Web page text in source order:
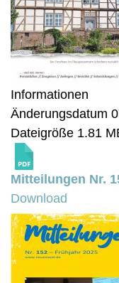
Informationen
Änderungsdatum
Dateigröße 1.81
Mitteilungen Nr.
Download